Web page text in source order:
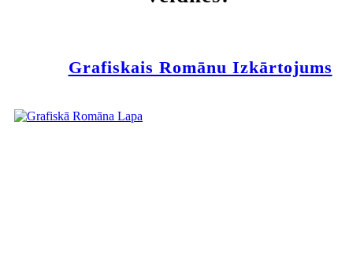
Grafiskais Romānu Izkārtojums